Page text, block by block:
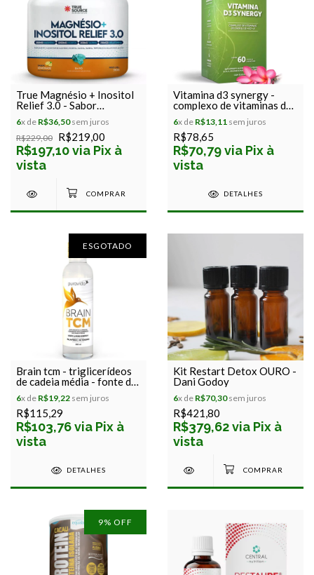
True Magnésio + Inositol
Relief 3.0 - Sabor
Maracujá - True Source -
350g
6x de R$36,50sem juros
R$229,00 R$219,00
R$197,10 via Pix à
vista
Vitamina d3 synergy -
complexo de vitaminas d3
k2 a - puravida - 60
cápsulas
6x de R$13,11 sem juros
R$78,65
R$70,79 via Pix à
vista
DETALHES
ESGOTADO
Brain tcm - triglicerídeos
de cadeia média - fonte de
energia cetogênica -
puravida - 300 ml
6x de R$19,22 sem juros
R$115,29
R$103,76 via Pix à
vista
DETALHES
Kit Restart Detox OURO -
Dani Godoy
6x de R$70,30sem juros
R$421,80
R$379,62 via Pix à
vista
9% OFF